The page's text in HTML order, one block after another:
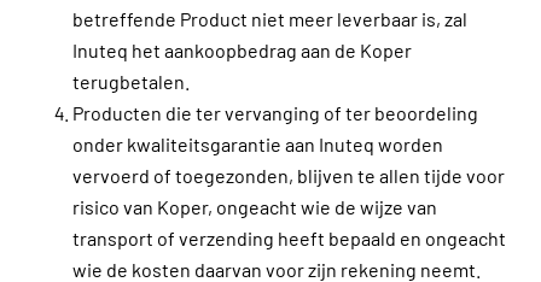
betreffende Product niet meer leverbaar is, zal
Inuteq het aankoopbedrag aan de Koper
terugbetalen.
Producten die ter vervanging of ter beoordeling
onder kwaliteitsgarantie aan Inuteq worden
vervoerd of toegezonden, blijven te allen tijde voor
risico van Koper, ongeacht wie de wijze van
transport of verzending heeft bepaald en ongeacht
wie de kosten daarvan voor zijn rekening neemt.